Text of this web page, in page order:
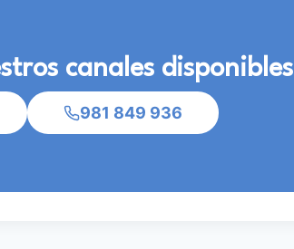
canales disponibles
981 849 936